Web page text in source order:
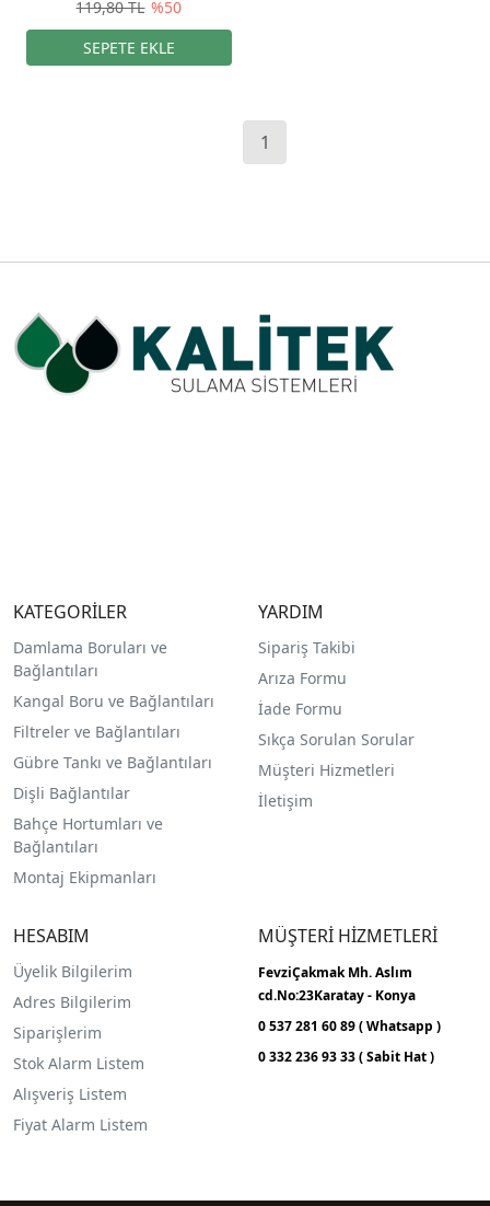
119,80 TL %50
1
KATEGORİLER
Damlama Boruları ve
Bağlantıları
Kangal Boru ve Bağlantıları
Filtreler ve Bağlantıları
Gübre Tankı ve Bağlantıları
Dişli Bağlantılar
Bahçe Hortumları ve
Bağlantıları
Montaj Ekipmanları
YARDIM
Sipariş Takibi
Arıza Formu
İade Formu
Sıkça Sorulan Sorular
Müşteri Hizmetleri
İletişim
HESABIM
Üyelik Bilgilerim
Adres Bilgilerim
Siparişlerim
Stok Alarm Listem
Alışveriş Listem
Fiyat Alarm Listem
MÜŞTERİ HİZMETLERİ
FevziÇakmak Mh.Aslım
cd.No:23Karatay - Konya
0 537 281 60 89 ( Whatsapp )
0 332 236 93 33 ( Sabit Hat )